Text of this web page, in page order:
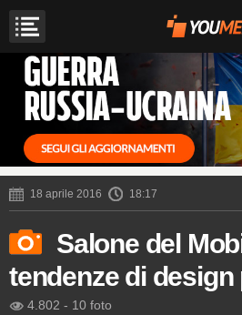
18 aprile 2016 18:17
Salone del
tendenze di design
4.802 - 10 foto